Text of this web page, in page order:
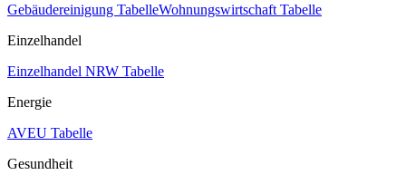
Gebäudereinigung TabelleWohnungswirtschaft Tabelle
Einzelhandel
Einzelhandel NRW Tabelle
Energie
AVEU Tabelle
Gesundheit